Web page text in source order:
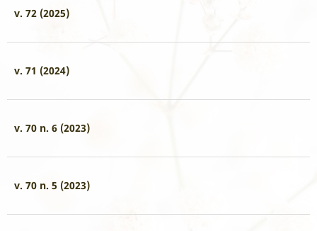
v. 72 (2025)
v. 71 (2024)
v. 70 n. 6 (2023)
v. 70 n. 5 (2023)